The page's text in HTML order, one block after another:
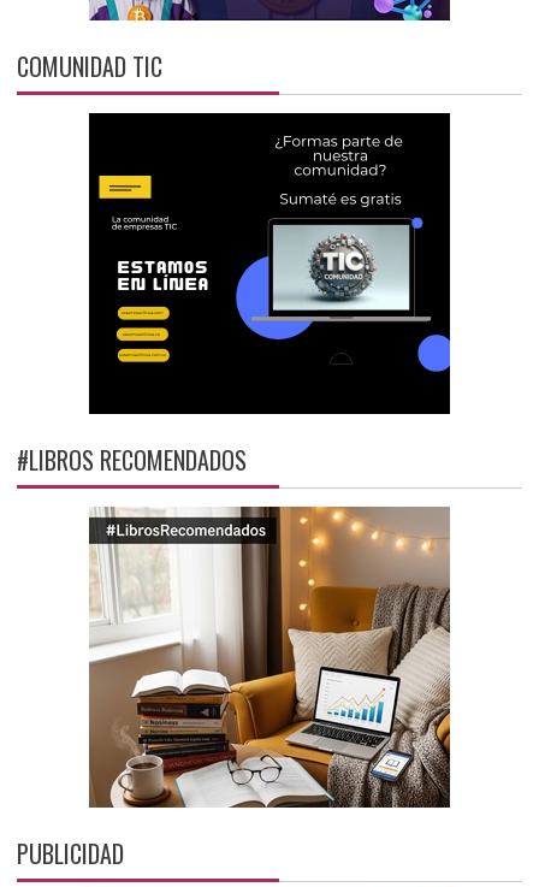
COMUNIDAD TIC
#LIBROS RECOMENDADOS
PUBLICIDAD